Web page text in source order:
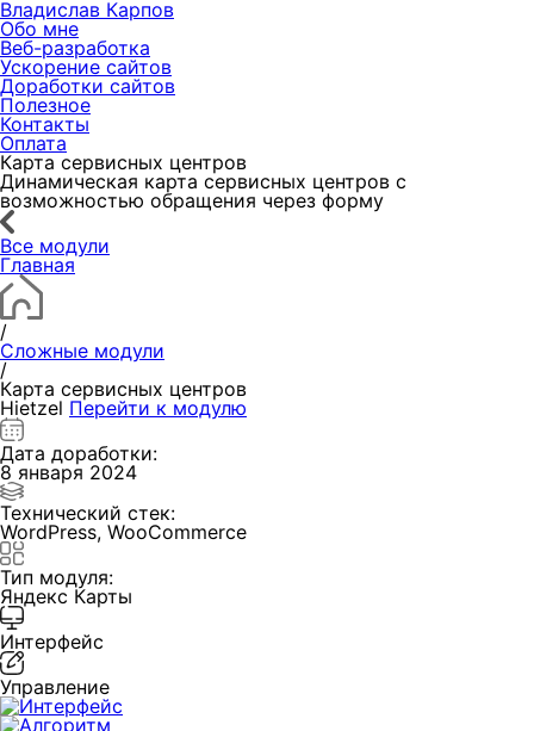
Владислав Карпов
Обо мне
Веб-разработка
Ускорение сайтов
Доработки сайтов
Полезное
Контакты
Оплата
Карта сервисных центров
Динамическая карта сервисных центров с
возможностью обращения через форму
Все модули
Главная
/
Сложные модули
/
Карта сервисных центров
Hietzel Перейти к модулю
Дата доработки:
8 января 2024
Технический стек:
WordPress, WooCommerce
Тип модуля:
Яндекс Карты
Интерфейс
Управление